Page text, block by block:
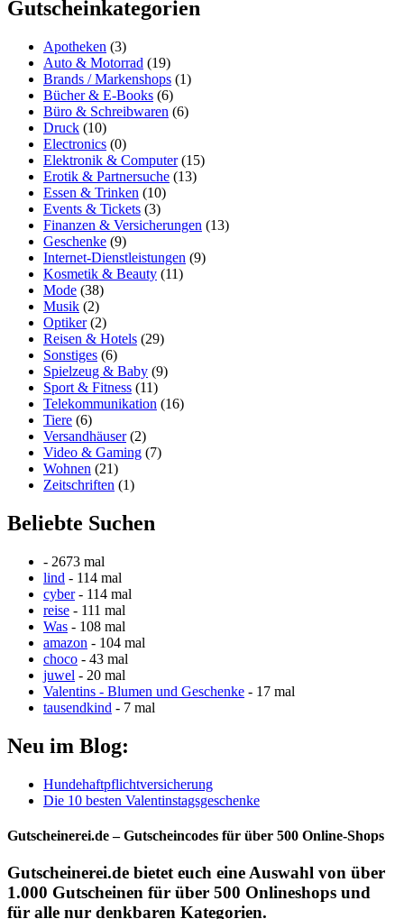
Gutscheinkategorien
Apotheken (3)
Auto & Motorrad (19)
Brands / Markenshops (1)
Bücher & E-Books (6)
Büro & Schreibwaren (6)
Druck (10)
Electronics (0)
Elektronik & Computer(15)
Erotik & Partnersuche (13)
Essen & Trinken (10)
Events & Tickets (3)
Finanzen & Versicherungen (13)
Geschenke (9)
Internet-Dienstleistungen (9)
Kosmetik & Beauty (11)
Mode (38)
Musik (2)
Optiker(2)
Reisen & Hotels (29)
Sonstiges (6)
Spielzeug & Baby (9)
Sport & Fitness (11)
Telekommunikation (16)
Tiere (6)
Versandhäuser(2)
Video & Gaming (7)
Wohnen (21)
Zeitschriften (1)
Beliebte Suchen
- 2673 mal
lind - 114 mal
cyber- 114 mal
reise - 111 mal
Was - 108 mal
amazon - 104 mal
choco - 43 mal
juwel - 20 mal
Valentins - Blumen und Geschenke - 17 mal
tausendkind - 7 mal
Neu im Blog:
Hundehaftpflichtversicherung
Die 10 besten Valentinstagsgeschenke
Gutscheinerei.de – Gutscheincodes für über 500 Online-Shops
Gutscheinerei.de bietet euch eine Auswahl von über
1.000 Gutscheinen für über 500 Onlineshops und
für alle nur denkbaren Kategorien.